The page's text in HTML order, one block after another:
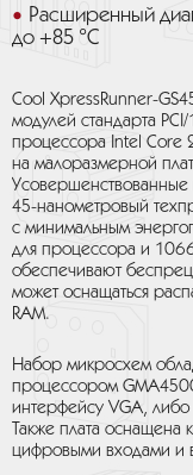
Расширенный
до +85 °C
Cool XpressRunner-
модулей стандарта
процессора Intel Core
на малоразмерной
Усовершенствованные
45-нанометровый
с минимальным
для процессора и
обеспечивают
может оснащаться
RAM.
Набор микросхем
процессором
интерфейсу VGA, либо
Также плата
цифровыми входами и